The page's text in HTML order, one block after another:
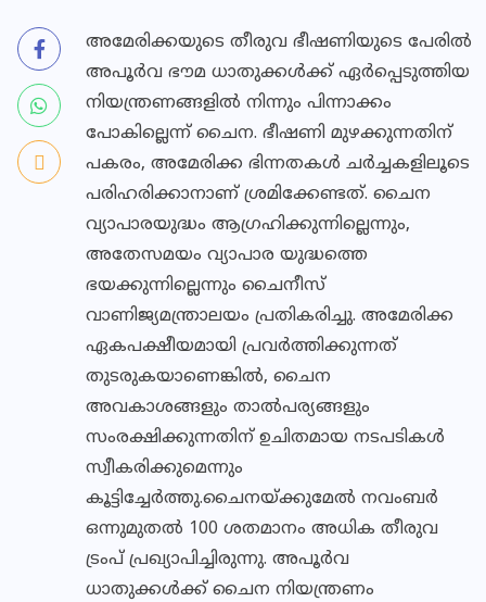
അമേരിക്കയുടെ തീരുവ ഭീഷണിയുടെ പേരിൽ
അപൂർവ ഭൗമ ധാതുക്കൾക്ക് ഏർപ്പെടുത്തിയ
നിയന്ത്രണങ്ങളിൽ നിന്നും പിന്നാക്കം
പോകില്ലെന്ന് ചൈന. ഭീഷണി മുഴക്കുന്നതിന്
പകരം, അമേരിക്ക ഭിന്നതകൾ ചർച്ചകളിലൂടെ
പരിഹരിക്കാനാണ് ശ്രമിക്കേണ്ടത്. ചൈന
വ്യാപാരയുദ്ധം ആഗ്രഹിക്കുന്നില്ലെന്നും,
അതേസമയം വ്യാപാര യുദ്ധത്തെ
ഭയക്കുന്നില്ലെന്നും ചൈനീസ്
വാണിജ്യമന്ത്രാലയം പ്രതികരിച്ചു. അമേരിക്ക
ഏകപക്ഷീയമായി പ്രവർത്തിക്കുന്നത്
തുടരുകയാണെങ്കിൽ, ചൈന
അവകാശങ്ങളും താൽപര്യങ്ങളും
സംരക്ഷിക്കുന്നതിന് ഉചിതമായ നടപടികൾ
സ്വീകരിക്കുമെന്നും
കൂട്ടിച്ചേർത്തു.ചൈനയ്ക്കുമേൽ നവംബർ
ഒന്നുമുതൽ 100 ശതമാനം അധിക തീരുവ
ട്രംപ് പ്രഖ്യാപിച്ചിരുന്നു. അപൂർവ
ധാതുക്കൾക്ക് ചൈന നിയന്ത്രണം